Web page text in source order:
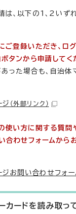
は、以下の1、2いず
ご登録いただき、ログ
ボタンから申請してく
った場合も、自治体
ジ （外部リンク）
使い方に関する質問
合わせフォームから
ジお問い合わせフォー
カードを読み取っ